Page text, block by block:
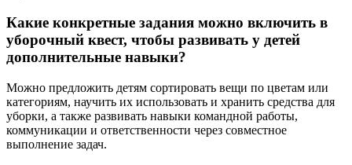
Какие конкретные задания можно включить в
уборочный квест, чтобы развивать у детей
дополнительные навыки?
Можно предложить детям сортировать вещи по цветам или
категориям, научить их использовать и хранить средства для
уборки, а также развивать навыки командной работы,
коммуникации и ответственности через совместное
выполнение задач.